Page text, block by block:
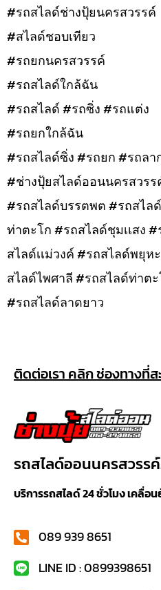
#รถสไลด์ช่างปุ้ยนครสวรรค์
#สไลด์ชอบเทียว
#รถยกนครสวรรค์
#รถสไลด์ใกล้ฉัน
#รถสไลด์ #รถซิ่ง #รถแต่ง
#รถยกใกล้ฉัน
#รถสไลด์ซิ่ง #รถยก #รถลา
#ช่างปุ้ยสไลด์ออนนครสวรร
#รถสไลด์บรรตพต #รถสไล
ท่าตะโก #รถสไลด์ชุมเเสง
สไลด์เเม่วงค์ #รถสไลด์พยุ
สไลด์ไพศาลี #รถสไลด์ท่าต
#รถสไลด์ลาดยาว
ติดต่อเรา คลิก ช่องทางที่ส
รถสไลด์ออนนครสวรร
บริการรถสไลด์ 24 ชั่วโมง เคลื่
089 939 8651
LINE ID : 0899398651